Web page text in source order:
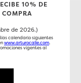
10% DE
COMPRA
de 2026.)
calendario siguientes
www.arturocalle.com.
vigentes al